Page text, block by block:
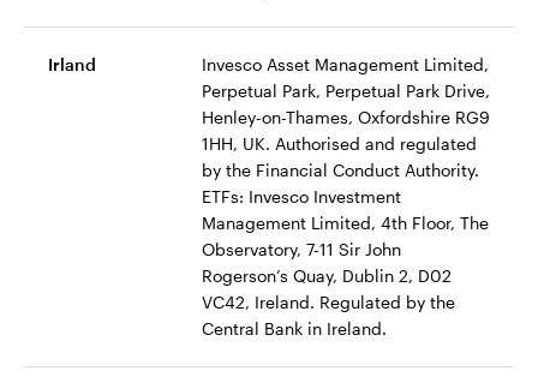
Irland
Invesco Asset Management Limited,
Perpetual Park, Perpetual Park Drive,
Henley-on-Thames, Oxfordshire RG9
1HH, UK. Authorised and regulated
by the Financial Conduct Authority.
ETFs: Invesco Investment
Management Limited, 4th Floor, The
Observatory, 7-11 Sir John
Rogerson’s Quay, Dublin 2, D02
VC42, Ireland. Regulated by the
Central Bank in Ireland.